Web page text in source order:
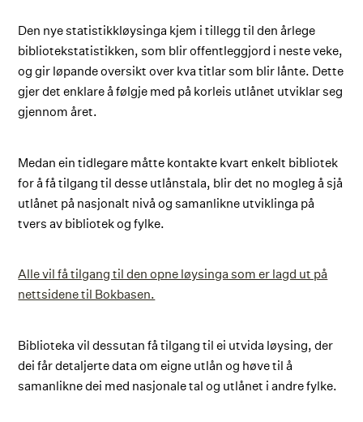
Den nye statistikkløysinga kjem i tillegg til den årlege
bibliotekstatistikken, som blir offentleggjord i neste veke,
og gir løpande oversikt over kva titlar som blir lånte. Dette
gjer det enklare å følgje med på korleis utlånet utviklar seg
gjennom året.
Medan ein tidlegare måtte kontakte kvart enkelt bibliotek
for å få tilgang til desse utlånstala, blir det no mogleg å sjå
utlånet på nasjonalt nivå og samanlikne utviklinga på
tvers av bibliotek og fylke.
Alle vil få tilgang til den opne løysinga som er lagd ut på
nettsidene til Bokbasen.
Biblioteka vil dessutan få tilgang til ei utvida løysing, der
dei får detaljerte data om eigne utlån og høve til å
samanlikne dei med nasjonale tal og utlånet i andre fylke.